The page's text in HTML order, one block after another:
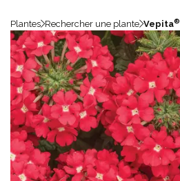
Plantes Rechercher une plante Vepita®